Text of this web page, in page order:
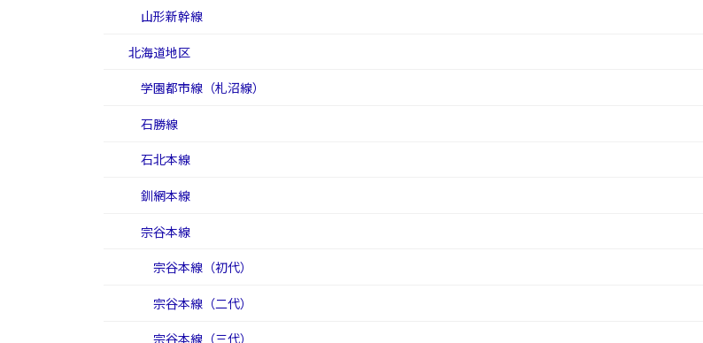
山形新幹線
北海道地区
学園都市線（札沼線）
石勝線
石北本線
釧網本線
宗谷本線
宗谷本線（初代）
宗谷本線（二代）
宗谷本線（三代）